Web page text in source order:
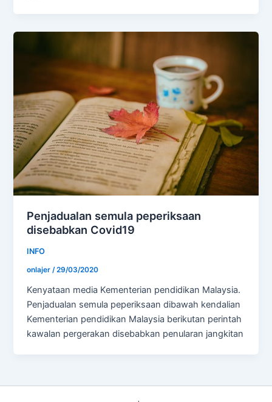
Penjadualan semula peperiksaan
disebabkan Covid19
INFO
onlajer/29/03/2020
Kenyataan media Kementerian pendidikan Malaysia.
Penjadualan semula peperiksaan dibawah kendalian
Kementerian pendidikan Malaysia berikutan perintah
kawalan pergerakan disebabkan penularan jangkitan